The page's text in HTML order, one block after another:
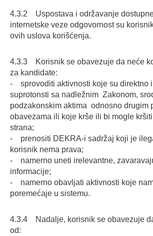
4.3.2 Uspostava i održavanje
internetske veze odgovornost su
ovih uslova korišćenja.
4.3.3 Korisnik se obavezuje da neće
za kandidate:
- sprovoditi aktivnosti koje su direktno
suprotonsti sa nadležnim Zakonom,
podzakonskim aktima odnosno drugim
obavezama ili koje krše ili bi mogle
strana;
- prenositi DEKRA-i sadržaj koji je
korisnik nema prava;
- namerno uneti irelevantne,
informacije;
- namerno obavljati aktivnosti koje
poremećaje u sistemu.
4.3.4 Nadalje, korisnik se obavezuje
od: